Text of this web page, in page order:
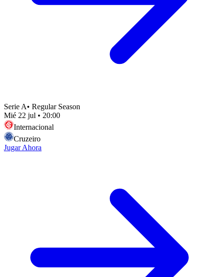
Serie A• Regular Season
Mié 22 jul • 20:00
Internacional
Cruzeiro
Jugar Ahora